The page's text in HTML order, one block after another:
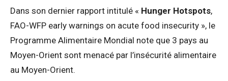
Dans son dernier rapport intitulé « Hunger Hotspots,
FAO-WFP early warnings on acute food insecurity », le
Programme Alimentaire Mondial note que 3 pays au
Moyen-Orient sont menacé par l’insécurité alimentaire
au Moyen-Orient.